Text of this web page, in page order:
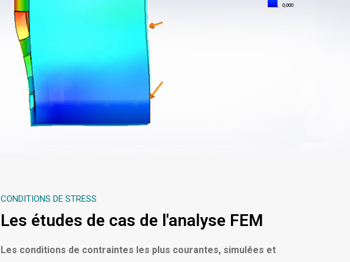
CONDITIONS DE STRESS
Les études de cas de l'analyse FEM
Les conditions de contraintes les plus courantes, simulées et